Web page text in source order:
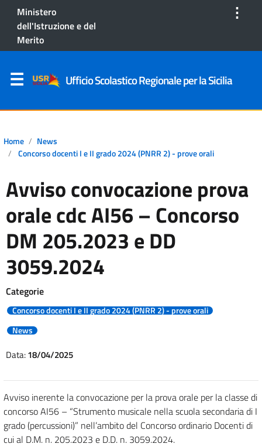
Ministero
dell'Istruzione e del
Merito
⋮
Ufficio Scolastico Regionale per la Sicilia
Home
News
Concorso docenti I e II grado 2024 (PNRR 2) - prove orali
Avviso convocazione prova
orale cdc AI56 – Concorso
DM 205.2023 e DD
3059.2024
Categorie
Concorso docenti I e II grado 2024 (PNRR 2) - prove orali
News
Data:18/04/2025
Avviso inerente la convocazione per la prova orale per la classe di
concorso AI56 – “Strumento musicale nella scuola secondaria di I
grado (percussioni)” nell’ambito del Concorso ordinario Docenti di
cui al D.M. n. 205.2023 e D.D. n. 3059.2024.